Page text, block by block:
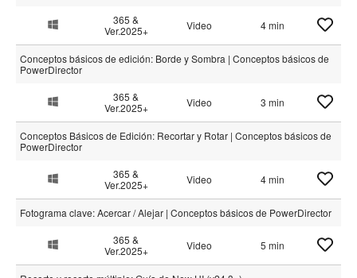
365 &
Ver.2025+
Video 4 min
Conceptos básicos de edición: Borde y Sombra | Conceptos básicos de
PowerDirector
365 &
Ver.2025+
Video 3 min
Conceptos Básicos de Edición: Recortar y Rotar | Conceptos básicos de
PowerDirector
365 &
Ver.2025+
Video 4 min
Fotograma clave: Acercar / Alejar | Conceptos básicos de PowerDirector
365 &
Ver.2025+
Video 5 min